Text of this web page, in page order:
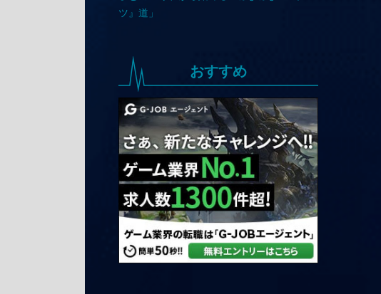
おすすめ